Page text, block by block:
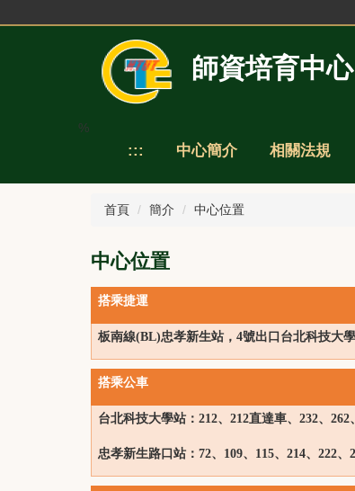
師資培育中心
::: 中心簡介 相關法規
%
首頁 簡介 中心位置
中心位置
搭乘捷運
板南線(BL)忠孝新生站，4號出口台北科技大學
搭乘公車
台北科技大學站：212、212直達車、232、262
忠孝新生路口站：72、109、115、214、222、